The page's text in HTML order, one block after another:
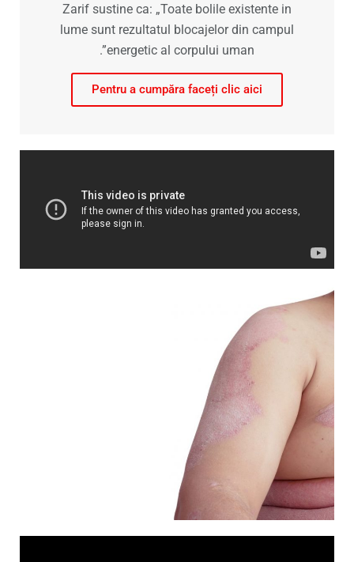
Zarif sustine ca: „Toate bolile existente in
lume sunt rezultatul blocajelor din campul
energetic al corpului uman”.
Pentru a cumpăra faceți clic aici